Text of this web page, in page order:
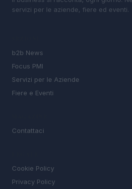
servizi per le aziende, fiere ed eventi.
b2b News
Focus PMI
Servizi per le Aziende
Fiere e Eventi
Contattaci
Cookie Policy
Privacy Policy